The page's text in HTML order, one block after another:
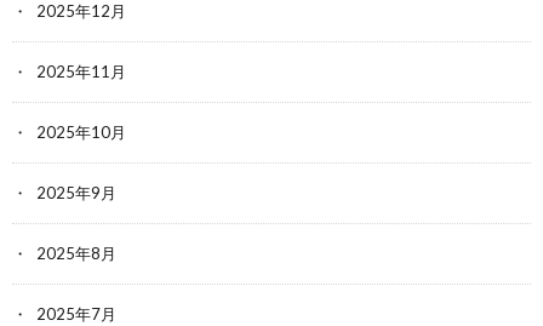
2025年12月
2025年11月
2025年10月
2025年9月
2025年8月
2025年7月